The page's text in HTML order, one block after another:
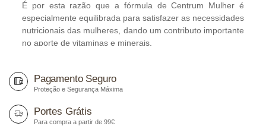
É por esta razão que a fórmula de Centrum Mulher é
especialmente equilibrada para satisfazer as necessidades
nutricionais das mulheres, dando um contributo importante
no aporte de vitaminas e minerais.
importante na manutenção adequada das funções do
organismo das mulheres, e estão presentes em Centrum
O cálcio é necessário para manter os ossos normais.
Pagamento Seguro
Proteção e Segurança Máxima
Portes Grátis
Para compra a partir de 99€